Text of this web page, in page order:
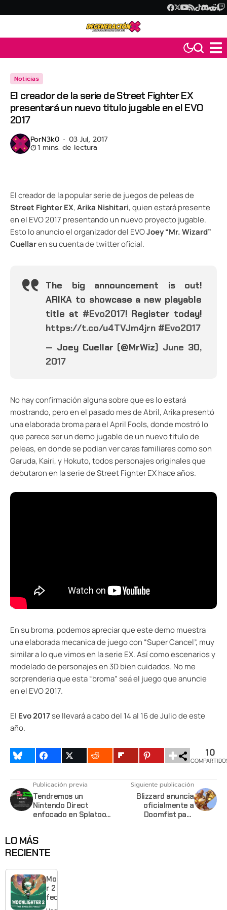
Noticias
El creador de la serie de Street Fighter EX
presentará un nuevo titulo jugable en el EVO
2017
PorN3k0 03 Jul, 2017
1 mins. de lectura
El creador de la popular serie de juegos de peleas de
Street Fighter EX,Arika Nishitari, quien estará presente
en el EVO 2017 presentando un nuevo proyecto jugable.
Esto lo anuncio el organizador del EVOJoey “Mr. Wizard”
Cuellaren su cuenta de twitter oficial.
The big announcement is out!
ARIKA to showcase a new playable
title at #Evo2017! Register today!
https://t.co/u4TVJm4jrn #Evo2017
— Joey Cuellar (@MrWiz) June 30,
2017
No hay confirmación alguna sobre que es lo estará
mostrando, pero en el pasado mes de Abril, Arika presentó
una elaborada broma para el April Fools, donde mostró lo
que parece ser un demo jugable de un nuevo titulo de
peleas, en donde se podian ver caras familiares como son
Garuda, Kairi, y Hokuto, todos personajes originales que
debutaron en la serie de Street Fighter EX hace años.
En su broma, podemos apreciar que este demo muestra
una elaborada mecanica de juego con “Super Cancel”, muy
similar a lo que vimos en la serie EX. Así como escenarios y
modelado de personajes en 3D bien cuidados. No me
sorprenderia que esta “broma” seá el juego que anuncie
en el EVO 2017.
El Evo 2017se llevará a cabo del 14 al 16 de Julio de este
año.
10
Publicación previa
Tendremos un
Nintendo Direct
enfocado en Splatoon
Siguiente publicación
Blizzard anuncia
oficialmente a
Doomfist para
LO MÁS
RECIENTE
Moonlighte
r 2 ya tiene
fecha y
puedes